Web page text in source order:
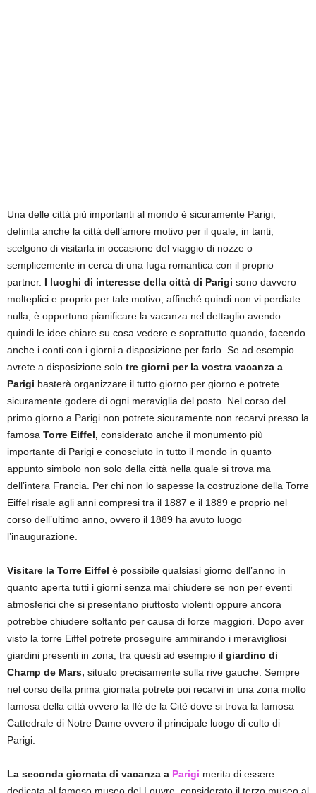
Una delle città più importanti al mondo è sicuramente Parigi,
definita anche la città dell’amore motivo per il quale, in tanti,
scelgono di visitarla in occasione del viaggio di nozze o
semplicemente in cerca di una fuga romantica con il proprio
partner. I luoghi di interesse della città di Parigi sono davvero
molteplici e proprio per tale motivo, affinché quindi non vi perdiate
nulla, è opportuno pianificare la vacanza nel dettaglio avendo
quindi le idee chiare su cosa vedere e soprattutto quando, facendo
anche i conti con i giorni a disposizione per farlo. Se ad esempio
avrete a disposizione solo tre giorni per la vostra vacanza a
Parigi basterà organizzare il tutto giorno per giorno e potrete
sicuramente godere di ogni meraviglia del posto. Nel corso del
primo giorno a Parigi non potrete sicuramente non recarvi presso la
famosa Torre Eiffel, considerato anche il monumento più
importante di Parigi e conosciuto in tutto il mondo in quanto
appunto simbolo non solo della città nella quale si trova ma
dell’intera Francia. Per chi non lo sapesse la costruzione della Torre
Eiffel risale agli anni compresi tra il 1887 e il 1889 e proprio nel
corso dell’ultimo anno, ovvero il 1889 ha avuto luogo
l’inaugurazione.
Visitare la Torre Eiffel è possibile qualsiasi giorno dell’anno in
quanto aperta tutti i giorni senza mai chiudere se non per eventi
atmosferici che si presentano piuttosto violenti oppure ancora
potrebbe chiudere soltanto per causa di forze maggiori. Dopo aver
visto la torre Eiffel potrete proseguire ammirando i meravigliosi
giardini presenti in zona, tra questi ad esempio il giardino di
Champ de Mars, situato precisamente sulla rive gauche. Sempre
nel corso della prima giornata potrete poi recarvi in una zona molto
famosa della città ovvero la Ilé de la Citè dove si trova la famosa
Cattedrale di Notre Dame ovvero il principale luogo di culto di
Parigi.
La seconda giornata di vacanza a Parigi merita di essere
dedicata al famoso museo del Louvre, considerato il terzo museo al